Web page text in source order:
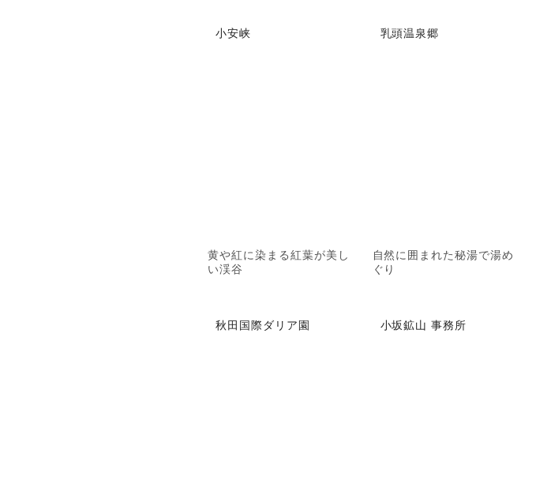
小安峡
黄や紅に染まる紅葉が美し
い渓谷
乳頭温泉郷
自然に囲まれた秘湯で湯め
ぐり
秋田国際ダリア園 小坂鉱山 事務所